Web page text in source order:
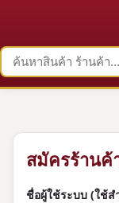
สมัครร้านค้
ชื่อผู้ใช้ระบบ (ใช้ส